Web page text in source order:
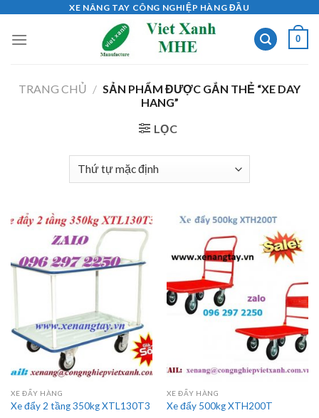
content
XE NÂNG TAY CÔNG NGHIỆP HÀNG ĐẦU
0
TRANG CHỦ / SẢN PHẨM ĐƯỢC GẮN THẺ “XE DAY
HANG”
LỌC
XE ĐẨY HÀNG
Xe đẩy 2 tầng 350kg XTL130T3
XE ĐẨY HÀNG
Xe đẩy 500kg XTH200T